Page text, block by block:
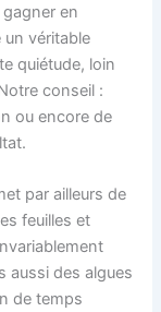
en
véritable
quiétude, loin
conseil :
ou encore de
par ailleurs de
feuilles et
aussi des algues
de temps